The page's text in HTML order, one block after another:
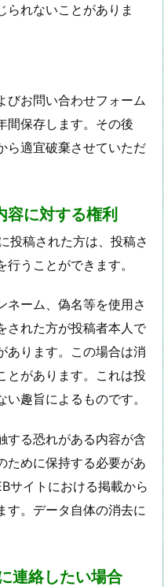
られないことがありま
お問い合わせフォーム
間保存します。その後
ら適宜破棄させていただ
容に対する権利
投稿された方は、投稿さ
うことができます。
ーム、偽名等を使用さ
された方が投稿者本人で
あります。この場合は消
とがあります。これは投
趣旨によるものです。
る恐れがある内容が含
ために保持する必要があ
サイトにおける掲載から
す。データ自体の消去に
連絡したい場合